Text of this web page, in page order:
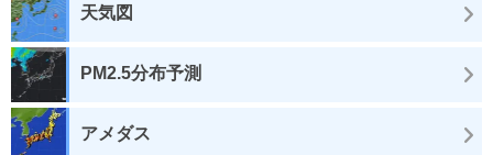
天気図
PM2.5分布予測
アメダス